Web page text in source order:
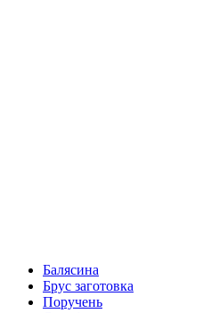
Балясина
Брус заготовка
Поручень